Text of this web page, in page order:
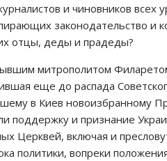
и чиновников всех
законодательство
отцы, деды и прадеды?
митрополитом
еще до распада
в Киев новоизбранному
поддержку и признание
Церквей, включая и
политики, вопреки